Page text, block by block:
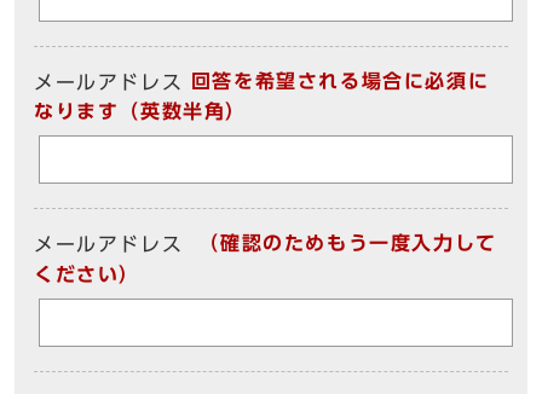
メールアドレス
回答を希望される場合に必須に
なります（英数半角）
メールアドレス
（確認のためもう一度入力して
ください）